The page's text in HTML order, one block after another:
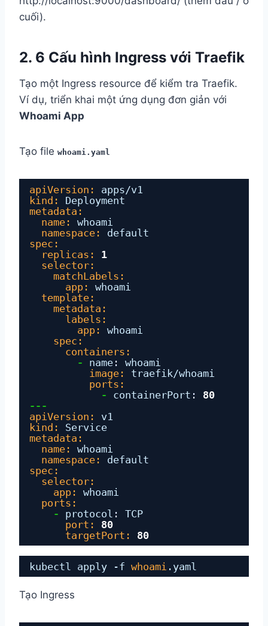
cuối).
2. 6 Cấu hình Ingress với Traefik
Tạo một Ingress resource để kiểm tra Traefik.
Ví dụ, triển khai một ứng dụng đơn giản với
Whoami App
Tạo file whoami.yaml
apiVersion:
apps/v1
kind:
Deployment
metadata:
name:
whoami
namespace:
default
spec:
replicas:
1
selector:
matchLabels:
app:
whoami
template:
metadata:
labels:
app:
whoami
spec:
containers:
-
name :
whoami
image:
traefik/whoami
ports:
-
containerPort :
80
---
apiVersion:
v1
kind:
Service
metadata:
name:
whoami
namespace:
default
spec:
selector:
app:
whoami
ports:
-
protocol :
TCP
port:
80
targetPort:
80
kubectl apply -f whoami .yaml
Tạo Ingress